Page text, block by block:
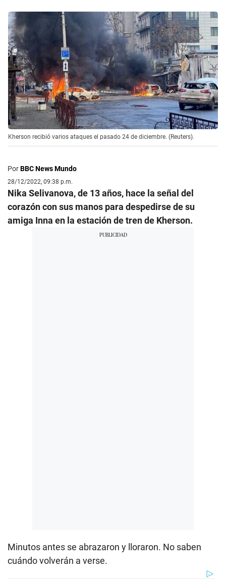
Kherson recibió varios ataques el pasado 24 de diciembre. (Reuters).
PorBBC News Mundo
28/12/2022, 09:38 p.m.
Nika Selivanova, de 13 años, hace la señal del
corazón con sus manos para despedirse de su
amiga Inna en la estación de tren de Kherson.
Minutos antes se abrazaron y lloraron. No saben
cuándo volverán a verse.